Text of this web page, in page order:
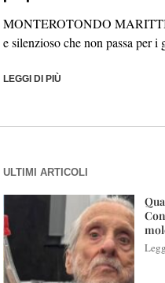
MONTEROTONDO
e silenzioso che non passa per
LEGGI DI PIÙ
ULTIMI ARTICOLI